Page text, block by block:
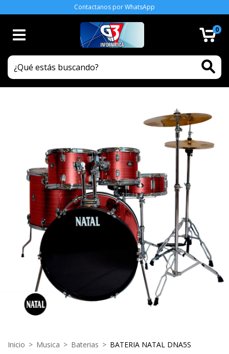
Contactanos por WhatsApp
0
Inicio > Musica > Baterias > BATERIA NATAL DNA5S